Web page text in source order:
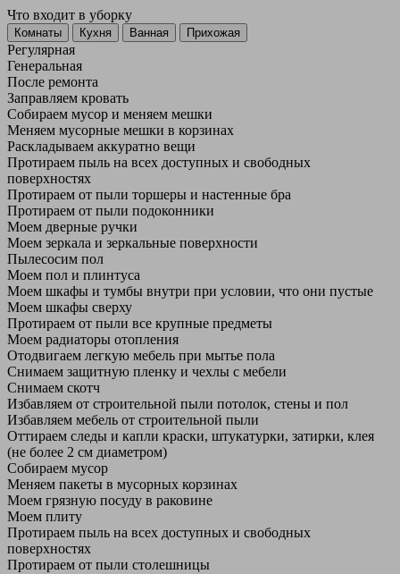
Что входит в уборку
Регу­лярная
Гене­ральная
После ремонта
Заправляем кровать
Собираем мусор и меняем мешки
Меняем мусорные мешки в корзинах
Раскладываем аккуратно вещи
Протираем пыль на всех доступных и свободных
поверхностях
Протираем от пыли торшеры и настенные бра
Протираем от пыли подоконники
Моем дверные ручки
Моем зеркала и зеркальные поверхности
Пылесосим пол
Моем пол и плинтуса
Моем шкафы и тумбы внутри при условии, что они пустые
Моем шкафы сверху
Протираем от пыли все крупные предметы
Моем радиаторы отопления
Отодвигаем легкую мебель при мытье пола
Снимаем защитную пленку и чехлы с мебели
Снимаем скотч
Избавляем от строительной пыли потолок, стены и пол
Избавляем мебель от строительной пыли
Оттираем следы и капли краски, штукатурки, затирки, клея
(не более 2 см диаметром)
Собираем мусор
Меняем пакеты в мусорных корзинах
Моем грязную посуду в раковине
Моем плиту
Протираем пыль на всех доступных и свободных
поверхностях
Протираем от пыли столешницы